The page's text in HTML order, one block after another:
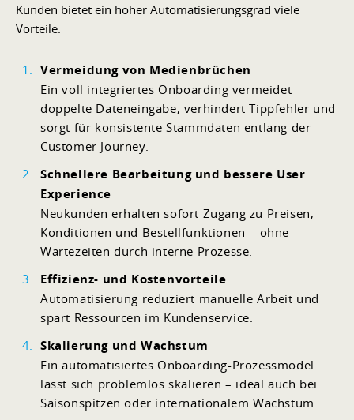
Kunden bietet ein hoher Automatisierungsgrad viele
Vorteile:
Vermeidung von Medienbrüchen
Ein voll integriertes Onboarding vermeidet
doppelte Dateneingabe, verhindert Tippfehler und
sorgt für konsistente Stammdaten entlang der
Customer Journey.
Schnellere Bearbeitung und bessere User
Experience
Neukunden erhalten sofort Zugang zu Preisen,
Konditionen und Bestellfunktionen – ohne
Wartezeiten durch interne Prozesse.
Effizienz- und Kostenvorteile
Automatisierung reduziert manuelle Arbeit und
spart Ressourcen im Kundenservice.
Skalierung und Wachstum
Ein automatisiertes Onboarding-Prozessmodel
lässt sich problemlos skalieren – ideal auch bei
Saisonspitzen oder internationalem Wachstum.